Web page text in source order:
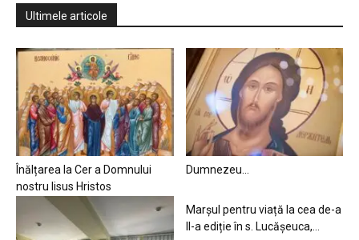
Ultimele articole
Înălțarea la Cer a Domnului
nostru Iisus Hristos
Dumnezeu…
Marșul pentru viață la cea de-a
II-a ediție în s. Lucășeuca,...